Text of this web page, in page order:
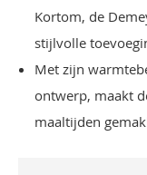
Kortom, de
stijlvolle
Met zijn
ontwerp, maakt
maaltijden